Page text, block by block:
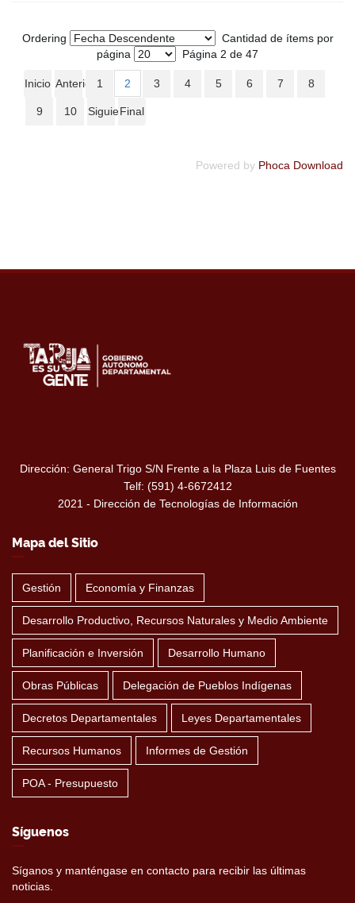
Ordering
Cantidad de ítems por
página
Página 2 de 47
Inicio Anterior 1 2 3 4 5 6 7 8
9 10 Siguiente
Final
Powered by Phoca Download
Dirección: General Trigo S/N Frente a la Plaza Luis de Fuentes
Telf: (591) 4-6672412
2021 - Dirección de Tecnologías de Información
Mapa del Sitio
Gestión Economía y Finanzas
Desarrollo Productivo, Recursos Naturales y Medio Ambiente
Planificación e Inversión Desarrollo Humano
Obras Públicas Delegación de Pueblos Indígenas
Decretos Departamentales Leyes Departamentales
Recursos Humanos Informes de Gestión
POA - Presupuesto
Síguenos
Síganos y manténgase en contacto para recibir las últimas
noticias.